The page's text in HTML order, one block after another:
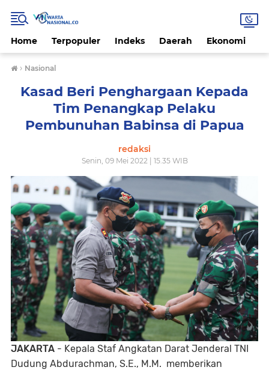
Home Terpopuler Indeks Daerah Ekonomi
› Nasional
Kasad Beri Penghargaan Kepada
Tim Penangkap Pelaku
Pembunuhan Babinsa di Papua
redaksi
Senin, 09 Mei 2022 | 15.35 WIB
JAKARTA - Kepala Staf Angkatan Darat Jenderal TNI
Dudung Abdurachman, S.E., M.M. memberikan